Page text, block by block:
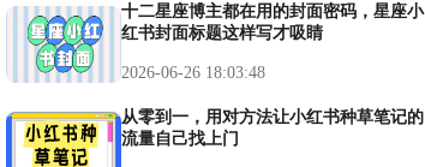
十二星座博主都在用的封面密码，星座小
红书封面标题这样写才吸睛
2026-06-26 18:03:48
从零到一，用对方法让小红书种草笔记的
流量自己找上门